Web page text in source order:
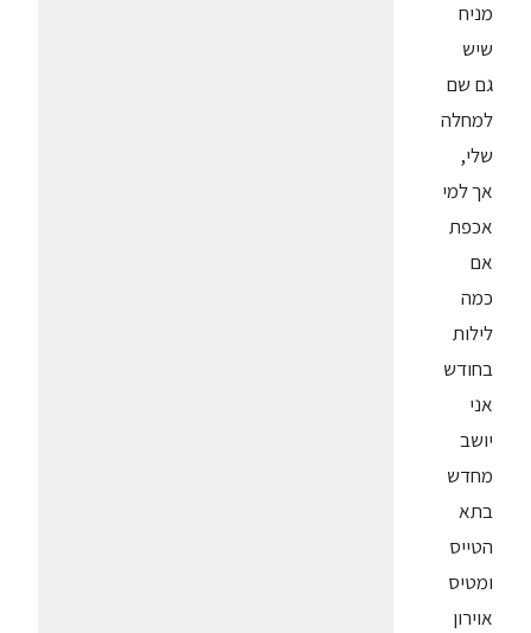
מניח
שיש
גם שם
למחלה
שלי,
אך למי
אכפת
אם
כמה
לילות
בחודש
אני
יושב
מחדש
בתא
הטייס
ומטיס
אוירון